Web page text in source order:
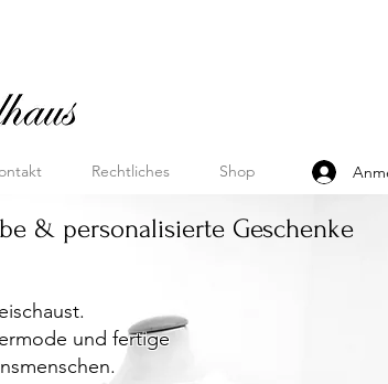
Rechtliches Shop
& personalisierte Geschenke
und fertige